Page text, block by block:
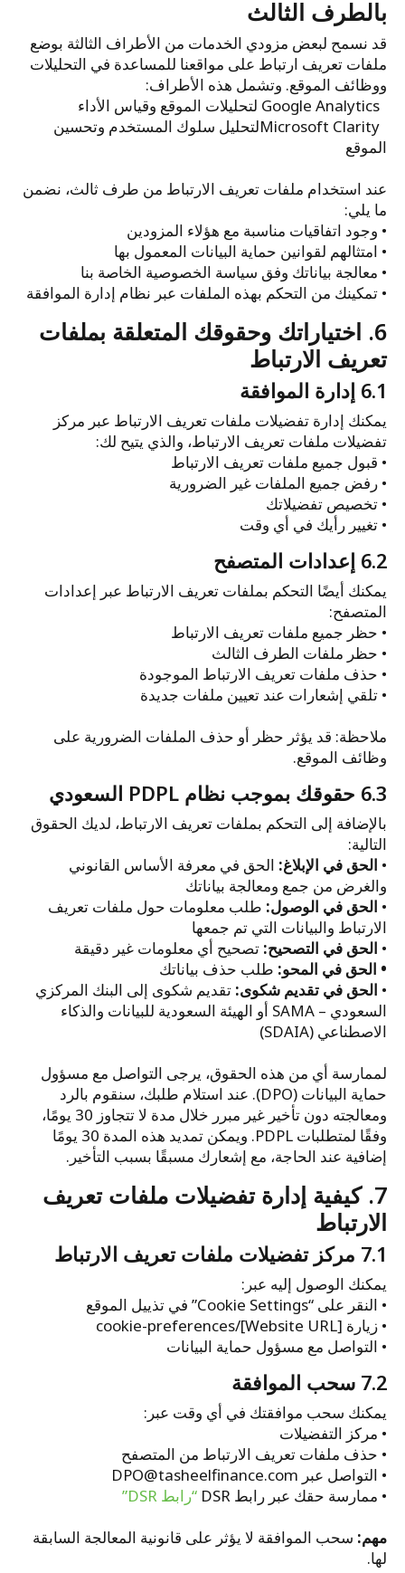
بالطرف الثالث
قد نسمح لبعض مزودي الخدمات من الأطراف الثالثة بوضع
ملفات تعريف ارتباط على مواقعنا للمساعدة في التحليلات
ووظائف الموقع. وتشمل هذه الأطراف:
Microsoft Clarityلتحليل سلوك المستخدم وتحسين
الموقع
عند استخدام ملفات تعريف الارتباط من طرف ثالث، نضمن
ما يلي:
• وجود اتفاقيات مناسبة مع هؤلاء المزودين
• امتثالهم لقوانين حماية البيانات المعمول بها
• معالجة بياناتك وفق سياسة الخصوصية الخاصة بنا
• تمكينك من التحكم بهذه الملفات عبر نظام إدارة الموافقة
6. اختياراتك وحقوقك المتعلقة بملفات
تعريف الارتباط
6.1 إدارة الموافقة
يمكنك إدارة تفضيلات ملفات تعريف الارتباط عبر مركز
تفضيلات ملفات تعريف الارتباط، والذي يتيح لك:
• قبول جميع ملفات تعريف الارتباط
• رفض جميع الملفات غير الضرورية
• تخصيص تفضيلاتك
• تغيير رأيك في أي وقت
6.2 إعدادات المتصفح
يمكنك أيضًا التحكم بملفات تعريف الارتباط عبر إعدادات
المتصفح:
• حظر جميع ملفات تعريف الارتباط
• حظر ملفات الطرف الثالث
• حذف ملفات تعريف الارتباط الموجودة
• تلقي إشعارات عند تعيين ملفات جديدة
ملاحظة: قد يؤثر حظر أو حذف الملفات الضرورية على
وظائف الموقع.
6.3 حقوقك بموجب نظام PDPL السعودي
بالإضافة إلى التحكم بملفات تعريف الارتباط، لديك الحقوق
التالية:
• الحق في الإبلاغ: الحق في معرفة الأساس القانوني
والغرض من جمع ومعالجة بياناتك
• الحق في الوصول: طلب معلومات حول ملفات تعريف
الارتباط والبيانات التي تم جمعها
• الحق في التصحيح: تصحيح أي معلومات غير دقيقة
• الحق في المحو: طلب حذف بياناتك
• الحق في تقديم شكوى: تقديم شكوى إلى البنك المركزي
السعودي – SAMA أو الهيئة السعودية للبيانات والذكاء
الاصطناعي (SDAIA)
لممارسة أي من هذه الحقوق، يرجى التواصل مع مسؤول
حماية البيانات (DPO). عند استلام طلبك، سنقوم بالرد
ومعالجته دون تأخير غير مبرر خلال مدة لا تتجاوز 30 يومًا،
وفقًا لمتطلبات PDPL. ويمكن تمديد هذه المدة 30 يومًا
إضافية عند الحاجة، مع إشعارك مسبقًا بسبب التأخير.
7. كيفية إدارة تفضيلات ملفات تعريف
الارتباط
7.1 مركز تفضيلات ملفات تعريف الارتباط
يمكنك الوصول إليه عبر:
• النقر على “Cookie Settings” في تذييل الموقع
• زيارة [Website URL]/cookie-preferences
• التواصل مع مسؤول حماية البيانات
7.2 سحب الموافقة
يمكنك سحب موافقتك في أي وقت عبر:
• مركز التفضيلات
• حذف ملفات تعريف الارتباط من المتصفح
• التواصل عبر DPO@tasheelfinance.com
• ممارسة حقك عبر رابط DSR
“رابط DSR”
مهم: سحب الموافقة لا يؤثر على قانونية المعالجة السابقة
لها.